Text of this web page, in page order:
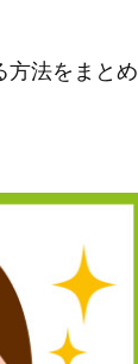
方法をまとめ